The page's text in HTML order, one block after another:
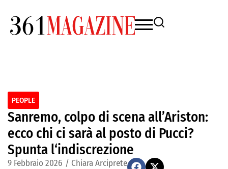
PEOPLE
Sanremo, colpo di scena all’Ariston:
ecco chi ci sarà al posto di Pucci?
Spunta l‘indiscrezione
9 Febbraio 2026 / Chiara Arciprete